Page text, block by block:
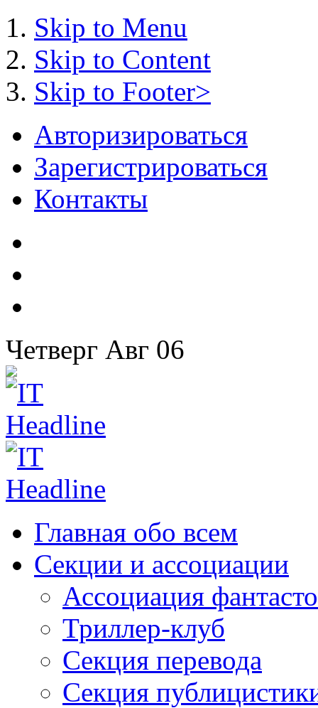
Skip to Menu
Skip to Content
Skip to Footer>
Авторизироваться
Зарегистрироваться
Контакты
Четверг Авг 06
Главная обо всем
Секции и ассоциации
Ассоциация
Триллер-клуб
Секция перевода
Секция